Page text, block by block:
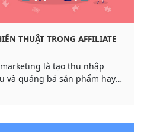
THUẬT TRONG AFFILIATE
là tạo thu nhập
và quảng bá sản phẩm hay